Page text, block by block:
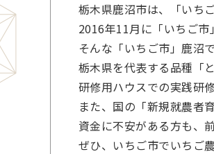
栃木県鹿沼市は、「いち
2016年11月に「いちご市
そんな「いちご市」鹿沼
栃木県を代表する品種「
研修用ハウスでの実践研
また、国の「新規就農者
資金に不安がある方も、
ぜひ、いちご市でいちご